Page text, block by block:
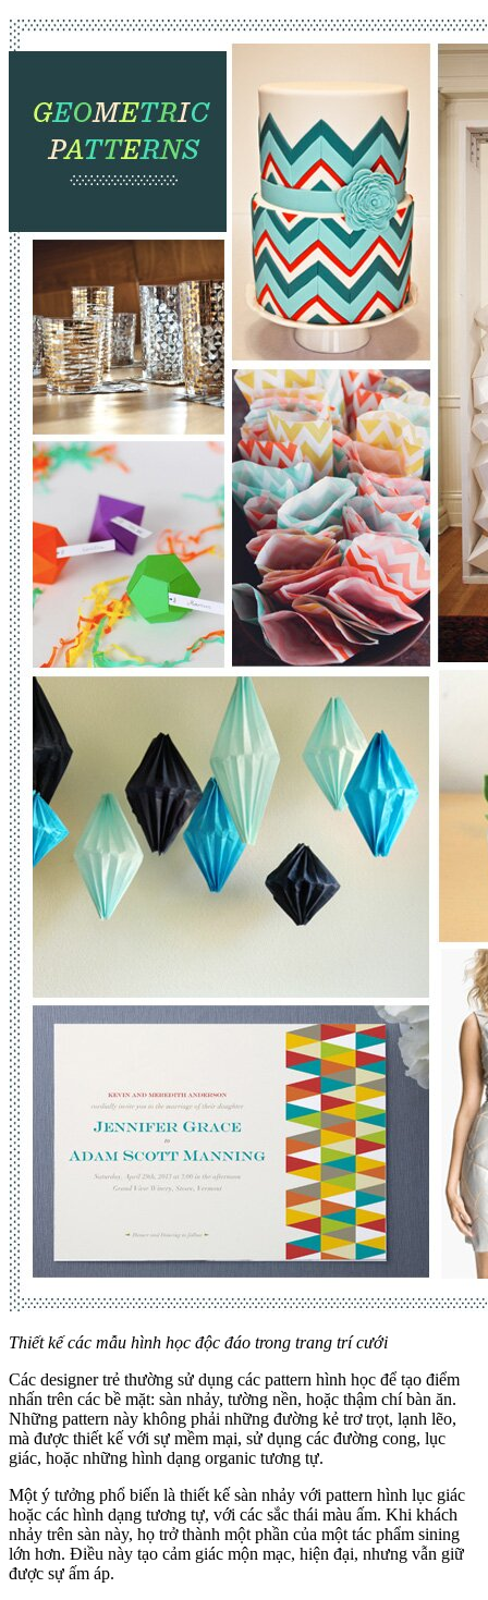
Thiết kế các mẫu hình học độc đáo trong trang trí cưới
Các designer trẻ thường sử dụng các pattern hình học để tạo điểm
nhấn trên các bề mặt: sàn nhảy, tường nền, hoặc thậm chí bàn ăn.
Những pattern này không phải những đường kẻ trơ trọt, lạnh lẽo,
mà được thiết kế với sự mềm mại, sử dụng các đường cong, lục
giác, hoặc những hình dạng organic tương tự.
Một ý tưởng phổ biến là thiết kế sàn nhảy với pattern hình lục giác
hoặc các hình dạng tương tự, với các sắc thái màu ấm. Khi khách
nhảy trên sàn này, họ trở thành một phần của một tác phẩm sining
lớn hơn. Điều này tạo cảm giác mộn mạc, hiện đại, nhưng vẫn giữ
được sự ấm áp.